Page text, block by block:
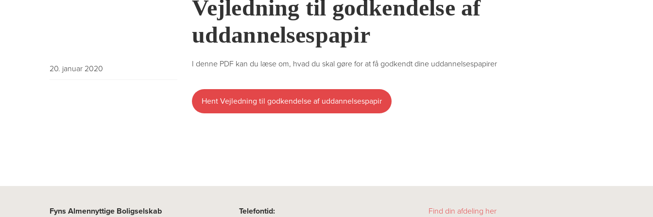
Vejledning til godkendelse af
uddannelsespapir
I denne PDF kan du læse om, hvad du skal gøre for at få godkendt dine uddannelsespapirer
Hent Vejledning til godkendelse af uddannelsespapir
20. januar 2020
Fyns Almennyttige Boligselskab Telefontid: Find din afdeling her